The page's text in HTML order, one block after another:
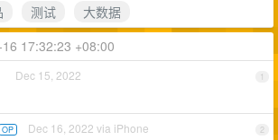
测试
大数据
17:32:23 +08:00
1
Dec 15, 2022
2
OP Dec 16, 2022 via iPhone